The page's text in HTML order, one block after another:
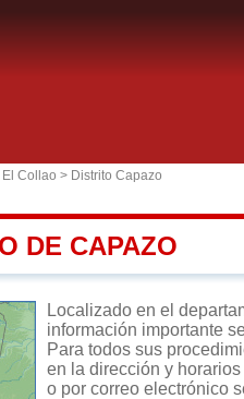
Collao > Distrito Capazo
DE CAPAZO
Localizado en el
información importante
Para todos sus
en la dirección y
o por correo electrónico